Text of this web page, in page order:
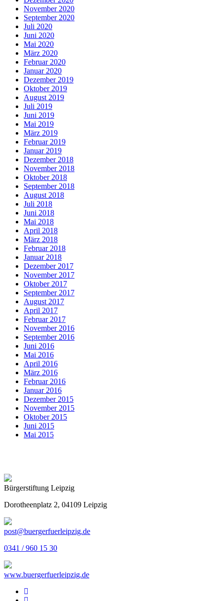
November 2020
September 2020
Juli 2020
Juni 2020
Mai 2020
März 2020
Februar 2020
Januar 2020
Dezember 2019
Oktober 2019
August 2019
Juli 2019
Juni 2019
Mai 2019
März 2019
Februar 2019
Januar 2019
Dezember 2018
November 2018
Oktober 2018
September 2018
August 2018
Juli 2018
Juni 2018
Mai 2018
April 2018
März 2018
Februar 2018
Januar 2018
Dezember 2017
November 2017
Oktober 2017
September 2017
August 2017
April 2017
Februar 2017
November 2016
September 2016
Juni 2016
Mai 2016
April 2016
März 2016
Februar 2016
Januar 2016
Dezember 2015
November 2015
Oktober 2015
Juni 2015
Mai 2015
Bürgerstiftung Leipzig
Dorotheenplatz 2, 04109 Leipzig
post@buergerfuerleipzig.de
0341 / 960 15 30
www.buergerfuerleipzig.de